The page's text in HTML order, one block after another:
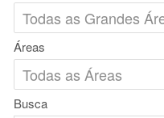
Áreas
Busca